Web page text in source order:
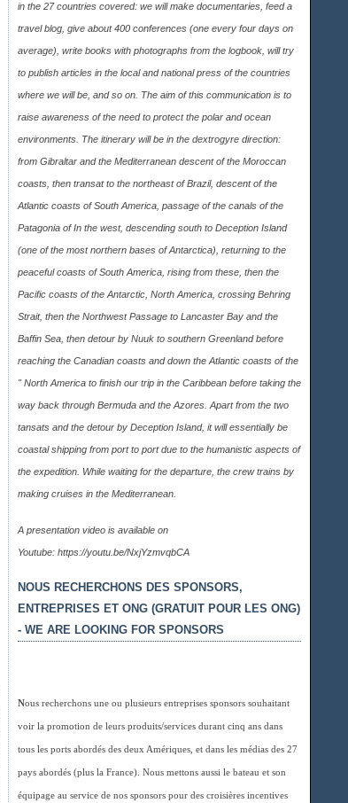
in the 27 countries covered: we will make documentaries, feed a
travel blog, give about 400 conferences (one every four days on
average), write books with photographs from the logbook, will try
to publish articles in the local and national press of the countries
where we will be, and so on. The aim of this communication is to
raise awareness of the need to protect the polar and ocean
environments. The itinerary will be in the dextrogyre direction:
from Gibraltar and the Mediterranean descent of the Moroccan
coasts, then transat to the northeast of Brazil, descent of the
Atlantic coasts of South America, passage of the canals of the
Patagonia of In the west, descending south to Deception Island
(one of the most northern bases of Antarctica), returning to the
peaceful coasts of South America, rising from these, then the
Pacific coasts of the Antarctic, North America, crossing Behring
Strait, then the Northwest Passage to Lancaster Bay and the
Baffin Sea, then detour by Nuuk to southern Greenland before
reaching the Canadian coasts and down the Atlantic coasts of the
" North America to finish our trip in the Caribbean before taking the
way back through Bermuda and the Azores. Apart from the two
tansats and the detour by Deception Island, it will essentially be
coastal shipping from port to port due to the humanistic aspects of
the expedition. While waiting for the departure, the crew trains by
making cruises in the Mediterranean.
A presentation video is available on
Youtube: https://youtu.be/NxjYzmvqbCA
NOUS RECHERCHONS DES SPONSORS,
ENTREPRISES ET ONG (GRATUIT POUR LES ONG)
- WE ARE LOOKING FOR SPONSORS
Nous recherchons une ou plusieurs entreprises sponsors souhaitant
voir la promotion de leurs produits/services durant cinq ans dans
tous les ports abordés des deux Amériques, et dans les médias des 27
pays abordés (plus la France). Nous mettons aussi le bateau et son
équipage au service de nos sponsors pour des croisières incentives